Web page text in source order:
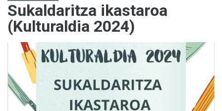
Sukaldaritza ikastaroa
(Kulturaldia 2024)